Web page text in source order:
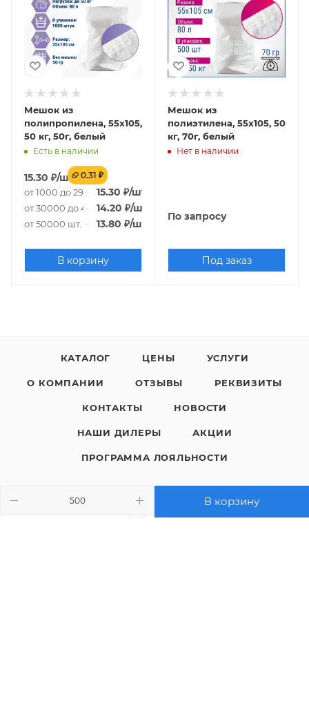
В корзину
Мешок из
полипропилена, 55x105,
50 кг, 50г, белый
Есть в наличии
15.30 ₽/шт. 0.31 ₽
от 1000 до 29000 шт.
15.30 ₽/шт.
от 30000 до 49000 шт.
14.20 ₽/шт.
от 50000 шт. 13.80 ₽/шт.
В корзину
Мешок из
полиэтилена, 55x105, 50
кг, 70г, белый
Нет в наличии
По запросу
Под заказ
КАТАЛОГ ЦЕНЫ УСЛУГИ
О КОМПАНИИ ОТЗЫВЫ РЕКВИЗИТЫ
КОНТАКТЫ НОВОСТИ
НАШИ ДИЛЕРЫ АКЦИИ
ПРОГРАММА ЛОЯЛЬНОСТИ